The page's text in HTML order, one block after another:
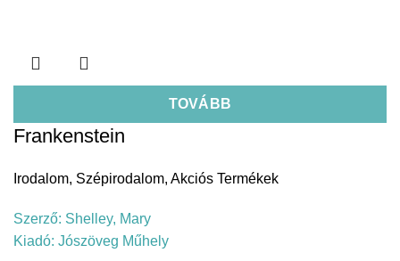
TOVÁBB
Frankenstein
Irodalom, Szépirodalom, Akciós Termékek
Szerző: Shelley, Mary
Kiadó: Jószöveg Műhely